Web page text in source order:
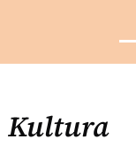
Kultura